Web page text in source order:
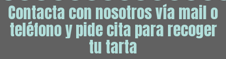
Contacta con nosotros vía mail o
teléfono y pide cita para recoger
tu tarta